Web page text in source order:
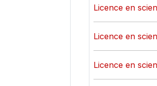
Licence en
Licence en
Licence en